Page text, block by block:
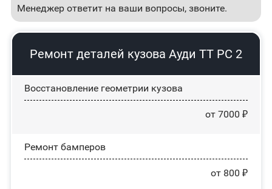
Менеджер ответит на ваши вопросы, звоните.
Ремонт деталей кузова Ауди ТТ РС 2
Восстановление геометрии кузова
от 7000 ₽
Ремонт бамперов
от 800 ₽